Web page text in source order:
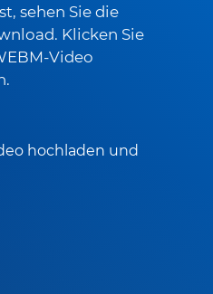
sehen Sie die
Klicken Sie
Video
hochladen und